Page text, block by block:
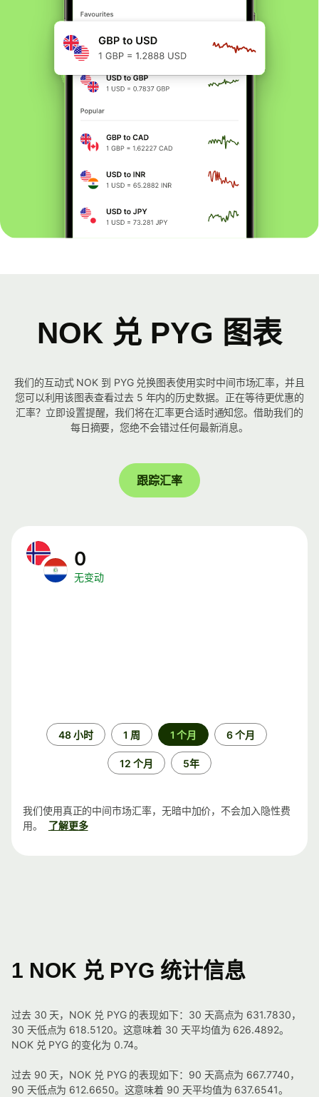
NOK 兑 PYG 图表
我们的互动式 NOK 到 PYG 兑换图表使用实时中间市场汇率，并且
您可以利用该图表查看过去 5 年内的历史数据。正在等待更优惠的
汇率？立即设置提醒，我们将在汇率更合适时通知您。借助我们的
每日摘要，您绝不会错过任何最新消息。
跟踪汇率
0
无变动
48 小时 1 周 1 个月 6 个月
12 个月 5年
我们使用真正的中间市场汇率，无暗中加价，不会加入隐性费
用。
了解更多
1 NOK 兑 PYG 统计信息
过去 30 天，NOK 兑 PYG 的表现如下：30 天高点为 631.7830，
30 天低点为 618.5120。这意味着 30 天平均值为 626.4892。
NOK 兑 PYG 的变化为 0.74。
过去 90 天，NOK 兑 PYG 的表现如下：90 天高点为 667.7740，
90 天低点为 612.6650。这意味着 90 天平均值为 637.6541。